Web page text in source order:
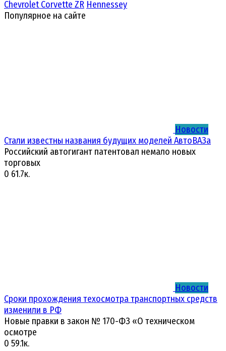
Chevrolet Corvette ZR Hennessey
Популярное на сайте
Новости
Стали известны названия будущих моделей АвтоВАЗа
Российский автогигант патентовал немало новых
торговых
0 61.7к.
Новости
Сроки прохождения техосмотра транспортных средств
изменили в РФ
Новые правки в закон № 170-ФЗ «О техническом
осмотре
0 59.1к.